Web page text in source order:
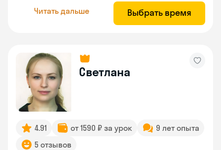
Читать дальше Выбрать время
Светлана
4.91 от 1590 ₽ за урок
9 лет опыта
5 отзывов